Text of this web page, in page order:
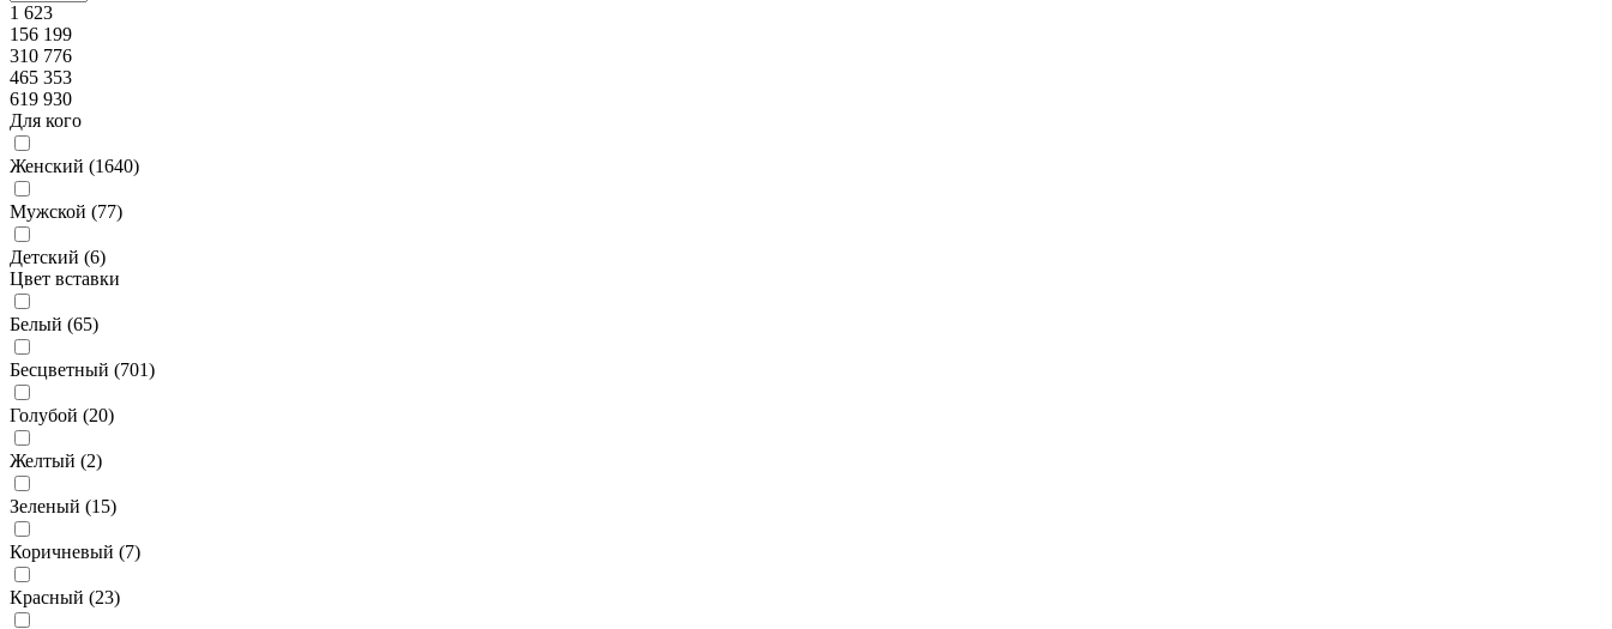
1 623
156 199
310 776
465 353
619 930
Для кого
Женский (1640)
Мужской (77)
Детский (6)
Цвет вставки
Белый (65)
Бесцветный (701)
Голубой (20)
Желтый (2)
Зеленый (15)
Коричневый (7)
Красный (23)